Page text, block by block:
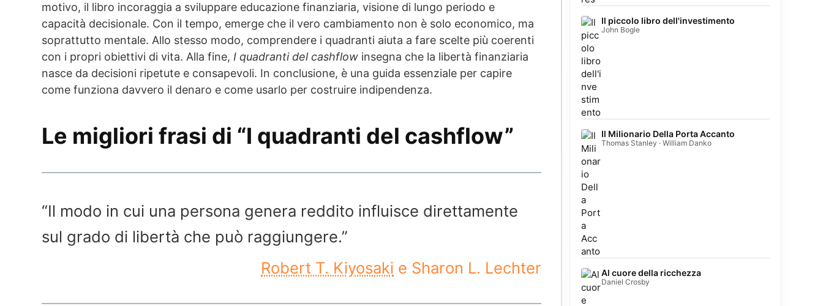
motivo, il libro incoraggia a sviluppare educazione finanziaria, visione di lungo periodo e
capacità decisionale. Con il tempo, emerge che il vero cambiamento non è solo economico, ma
soprattutto mentale. Allo stesso modo, comprendere i quadranti aiuta a fare scelte più coerenti
con i propri obiettivi di vita. Alla fine, I quadranti del cashflow insegna che la libertà finanziaria
nasce da decisioni ripetute e consapevoli. In conclusione, è una guida essenziale per capire
come funziona davvero il denaro e come usarlo per costruire indipendenza.
Le migliori frasi di “I quadranti del cashflow”
“Il modo in cui una persona genera reddito influisce direttamente
sul grado di libertà che può raggiungere.”
Robert T. Kiyosaki e Sharon L. Lechter
Il piccolo libro dell'investimento
John Bogle
Il Milionario Della Porta Accanto
Thomas Stanley · William Danko
Al cuore della ricchezza
Daniel Crosby